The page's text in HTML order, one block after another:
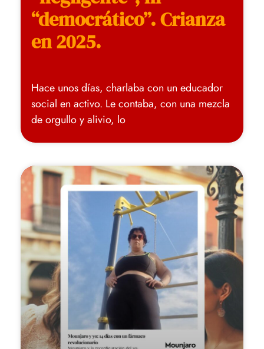
“democrático”. Crianza
en 2025.
Hace unos días, charlaba con un educador
social en activo. Le contaba, con una mezcla
de orgullo y alivio, lo